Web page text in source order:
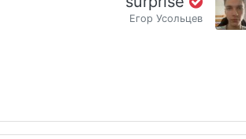
Егор Усольцев